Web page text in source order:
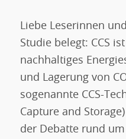
Liebe Leserinnen
Studie belegt: CCS
nachhaltiges
und Lagerung von
sogenannte CCS-
Capture and
der Debatte rund